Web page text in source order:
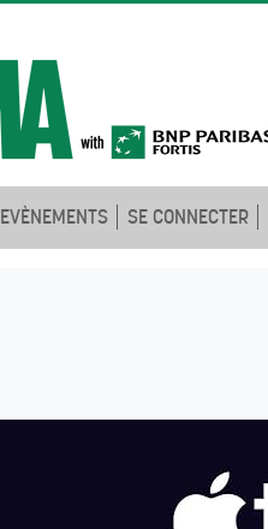
EVÈNEMENTS SE CONNECTER